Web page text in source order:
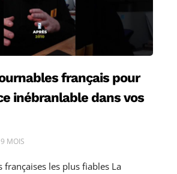
français pour
inébranlable dans vos
9 MOIS
françaises les plus fiables La